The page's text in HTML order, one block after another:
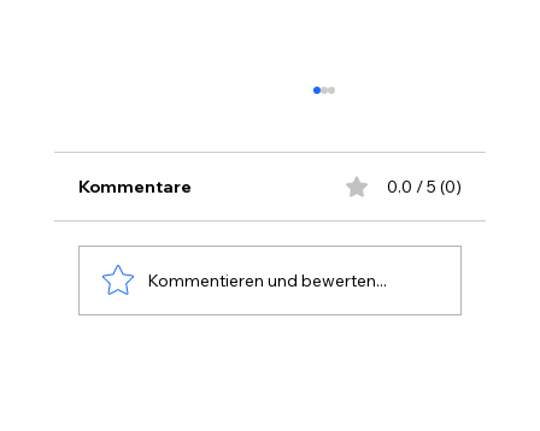
Die Künstliche Intelligenz kann Texte
schreiben, Bilder analysieren, Dokumente
und Inhalte strukturieren. Die Liste ihrer
technischen Möglichkeiten wächst ständ
Kommentare 0.0 / 5 (0)
Kommentieren und bewerten...